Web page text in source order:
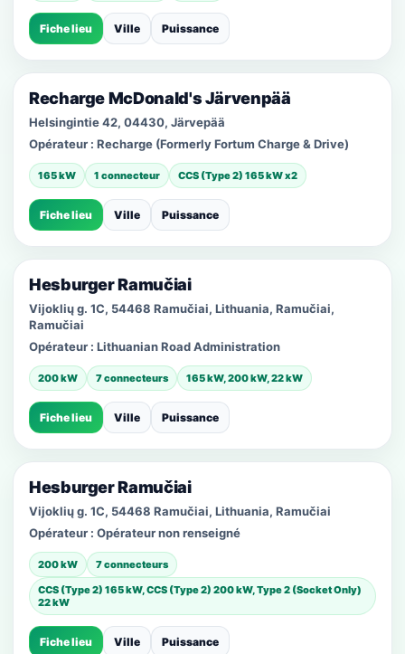
Fiche lieu Ville Puissance
Recharge McDonald's Järvenpää
Helsingintie 42, 04430, Järvepää
Opérateur : Recharge (Formerly Fortum Charge & Drive)
165 kW 1 connecteur CCS (Type 2) 165 kW x2
Fiche lieu Ville Puissance
Hesburger Ramučiai
Vijoklių g. 1C, 54468 Ramučiai, Lithuania, Ramučiai,
Ramučiai
Opérateur : Lithuanian Road Administration
200 kW 7 connecteurs 165 kW, 200 kW, 22 kW
Fiche lieu Ville Puissance
Hesburger Ramučiai
Vijoklių g. 1C, 54468 Ramučiai, Lithuania, Ramučiai
Opérateur : Opérateur non renseigné
200 kW
7 connecteurs
CCS (Type 2) 165 kW, CCS (Type 2) 200 kW, Type 2 (Socket Only)
22 kW
Fiche lieu Ville Puissance